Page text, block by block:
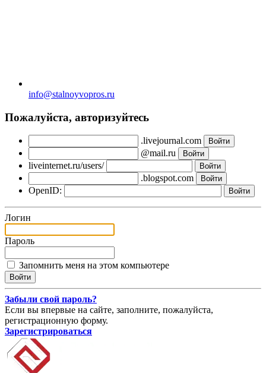
info@stalnoyvopros.ru
Пожалуйста, авторизуйтесь
.livejournal.com
@mail.ru
liveinternet.ru/users/
.blogspot.com
OpenID:
Логин
Пароль
Запомнить меня на этом компьютере
Забыли свой пароль?
Если вы впервые на сайте, заполните, пожалуйста,
регистрационную форму.
Зарегистрироваться